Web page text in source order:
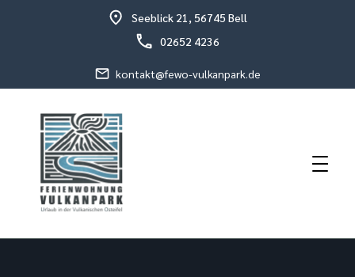
Seeblick 21, 56745 Bell
02652 4236
kontakt@fewo-vulkanpark.de
Fewo Vulkanpark